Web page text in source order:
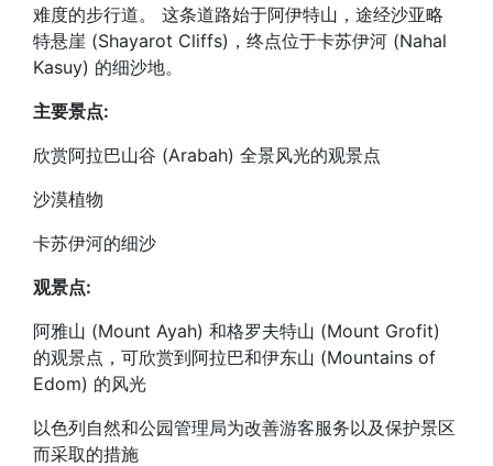
难度的步行道。 这条道路始于阿伊特山，途经沙亚略
特悬崖 (Shayarot Cliffs)，终点位于卡苏伊河 (Nahal
Kasuy) 的细沙地。
主要景点:
欣赏阿拉巴山谷 (Arabah) 全景风光的观景点
沙漠植物
卡苏伊河的细沙
观景点:
阿雅山 (Mount Ayah) 和格罗夫特山 (Mount Grofit)
的观景点，可欣赏到阿拉巴和伊东山 (Mountains of
Edom) 的风光
以色列自然和公园管理局为改善游客服务以及保护景区
而采取的措施